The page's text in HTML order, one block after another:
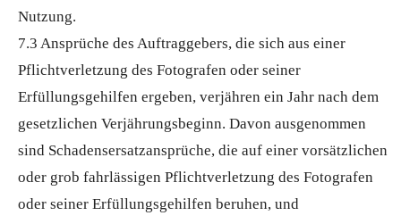
Nutzung.
7.3 Ansprüche des Auftraggebers, die sich aus einer
Pflichtverletzung des Fotografen oder seiner
Erfüllungsgehilfen ergeben, verjähren ein Jahr nach dem
gesetzlichen Verjährungsbeginn. Davon ausgenommen
sind Schadensersatzansprüche, die auf einer vorsätzlichen
oder grob fahrlässigen Pflichtverletzung des Fotografen
oder seiner Erfüllungsgehilfen beruhen, und